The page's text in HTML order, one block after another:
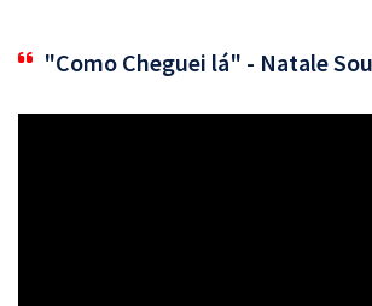
"Como Cheguei lá" - Natale